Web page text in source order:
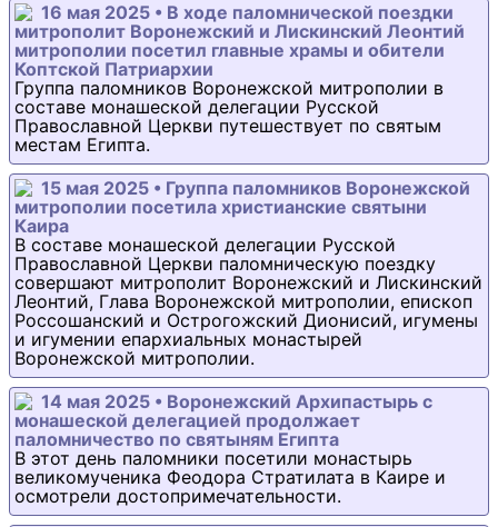
16 мая 2025 • В ходе паломнической поездки
митрополит Воронежский и Лискинский Леонтий
митрополии посетил главные храмы и обители
Коптской Патриархии
Группа паломников Воронежской митрополии в
составе монашеской делегации Русской
Православной Церкви путешествует по святым
местам Египта.
15 мая 2025 • Группа паломников Воронежской
митрополии посетила христианские святыни
Каира
В составе монашеской делегации Русской
Православной Церкви паломническую поездку
совершают митрополит Воронежский и Лискинский
Леонтий, Глава Воронежской митрополии, епископ
Россошанский и Острогожский Дионисий, игумены
и игумении епархиальных монастырей
Воронежской митрополии.
14 мая 2025 • Воронежский Архипастырь с
монашеской делегацией продолжает
паломничество по святыням Египта
В этот день паломники посетили монастырь
великомученика Феодора Стратилата в Каире и
осмотрели достопримечательности.